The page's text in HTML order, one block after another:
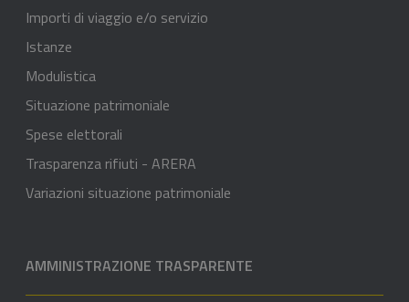
Importi di viaggio e/o servizio
Istanze
Modulistica
Situazione patrimoniale
Spese elettorali
Trasparenza rifiuti - ARERA
Variazioni situazione patrimoniale
AMMINISTRAZIONE TRASPARENTE